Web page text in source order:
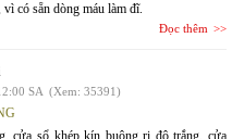
có sẵn dòng máu làm đĩ.
Đọc thêm
SA (Xem: 35391)
cửa sổ khép kín buông ri đô trắng, cửa